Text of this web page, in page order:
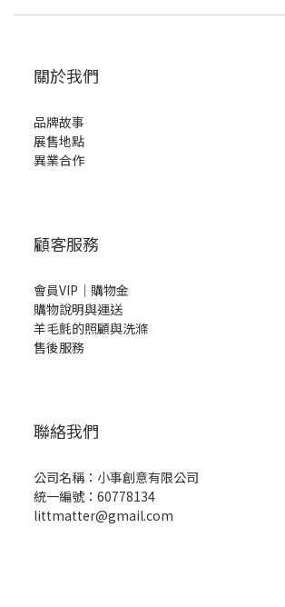
關於我們
品牌故事
展售地點
異業合作
顧客服務
會員VIP｜購物金
購物說明與運送
羊毛氈的照顧與洗滌
售後服務
聯絡我們
公司名稱：小事創意有限公司
統一編號：60778134
littmatter@gmail.com